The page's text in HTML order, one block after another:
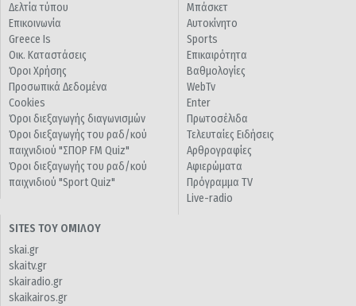
Δελτία τύπου
Επικοινωνία
Greece Is
Οικ. Καταστάσεις
Όροι Χρήσης
Προσωπικά Δεδομένα
Cookies
Όροι διεξαγωγής διαγωνισμών
Όροι διεξαγωγής του ραδ/κού
παιχνιδιού "ΣΠΟΡ FM Quiz"
Όροι διεξαγωγής του ραδ/κού
παιχνιδιού "Sport Quiz"
Μπάσκετ
Αυτοκίνητο
Sports
Επικαιρότητα
Βαθμολογίες
WebTv
Enter
Πρωτοσέλιδα
Τελευταίες Ειδήσεις
Αρθρογραφίες
Αφιερώματα
Πρόγραμμα TV
Live-radio
SITES ΤΟΥ ΟΜΙΛΟΥ
skai.gr
skaitv.gr
skairadio.gr
skaikairos.gr